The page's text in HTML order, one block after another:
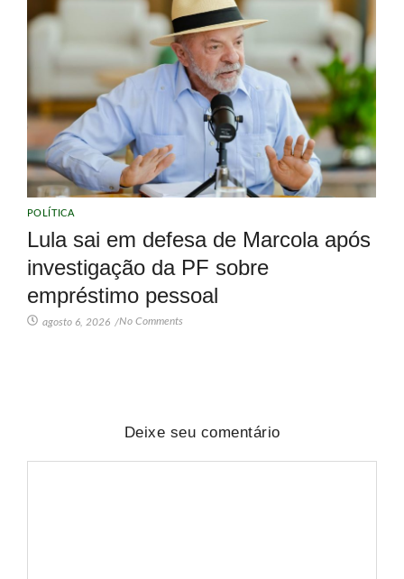
POLÍTICA
Lula sai em defesa de Marcola após
investigação da PF sobre
empréstimo pessoal
agosto 6, 2026 /No Comments
Deixe seu comentário